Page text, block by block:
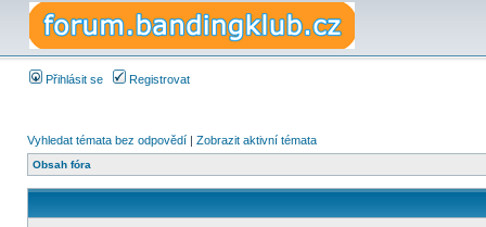
Přihlásit se Registrovat
Vyhledat témata bez odpovědí | Zobrazit aktivní témata
Obsah fóra